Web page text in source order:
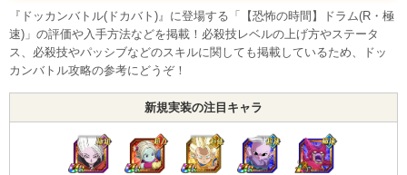
『ドッカンバトル(ドカバト)』に登場する「【恐怖の時間】ドラム(R・極
速)」の評価や入手方法などを掲載！必殺技レベルの上げ方やステータ
ス、必殺技やパッシブなどのスキルに関しても掲載しているため、ドッ
カンバトル攻略の参考にどうぞ！
新規実装の注目キャラ